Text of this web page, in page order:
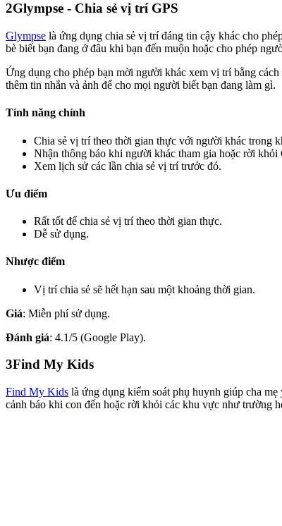
2Glympse - Chia sẻ vị trí GPS
Glympse là ứng dụng chia sẻ vị trí đáng tin cậy khác cho
bè biết bạn đang ở đâu khi bạn đến muộn hoặc cho phép
Ứng dụng cho phép bạn mời người khác xem vị trí bằng
thêm tin nhắn và ảnh để cho mọi người biết bạn đang làm gì.
Tính năng chính
Chia sẻ vị trí theo thời gian thực với người khác trong
Nhận thông báo khi người khác tham gia hoặc rời khỏi
Xem lịch sử các lần chia sẻ vị trí trước đó.
Ưu điểm
Rất tốt để chia sẻ vị trí theo thời gian thực.
Dễ sử dụng.
Nhược điểm
Vị trí chia sẻ sẽ hết hạn sau một khoảng thời gian.
Giá: Miễn phí sử dụng.
Đánh giá: 4.1/5 (Google Play).
3Find My Kids
Find My Kids là ứng dụng kiểm soát phụ huynh giúp cha
cảnh báo khi con đến hoặc rời khỏi các khu vực như trường